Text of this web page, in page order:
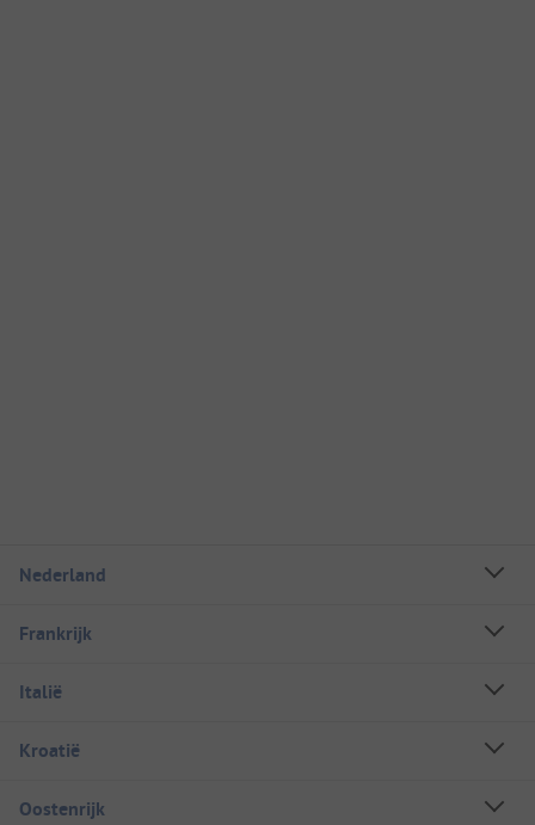
Nederland
Frankrijk
Italië
Kroatië
Oostenrijk